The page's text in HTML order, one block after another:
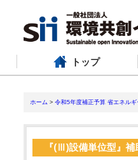
トップ
ホーム > 令和5年度補正予算 省エネル
『(Ⅲ)設備単位型』